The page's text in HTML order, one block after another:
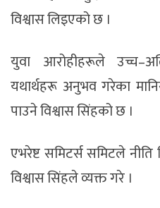
विश्वास लिइएको छ ।
युवा आरोहीहरूले
यथार्थहरू अनुभव गरेका
पाउने विश्वास सिंहको छ ।
एभरेष्ट समिटर्स समिटले नीति
विश्वास सिंहले व्यक्त गरे ।